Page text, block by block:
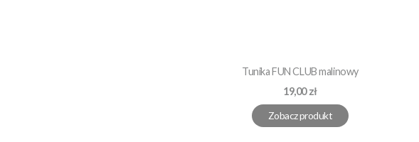
Tunika FUN CLUB malinowy
Cena
19,00 zł
Zobacz produkt